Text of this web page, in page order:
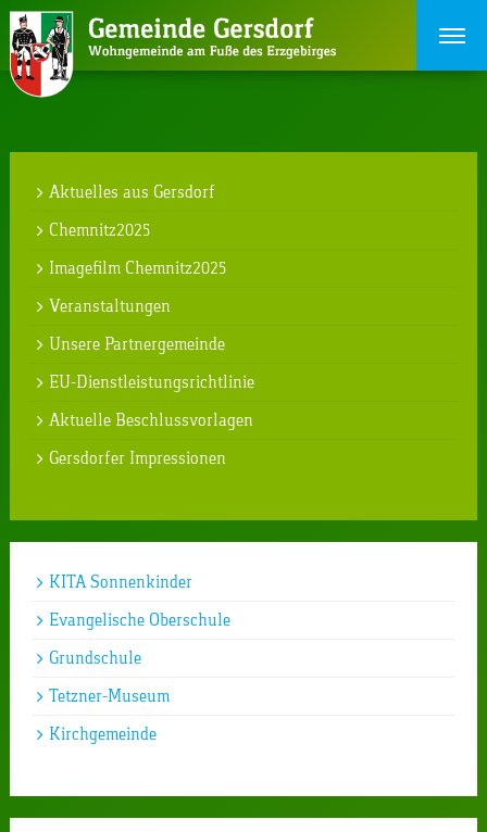
Aktuelles aus Gersdorf
Chemnitz2025
Imagefilm Chemnitz2025
Veranstaltungen
Unsere Partnergemeinde
EU-Dienstleistungsrichtlinie
Aktuelle Beschlussvorlagen
Gersdorfer Impressionen
KITA Sonnenkinder
Evangelische Oberschule
Grundschule
Tetzner-Museum
Kirchgemeinde